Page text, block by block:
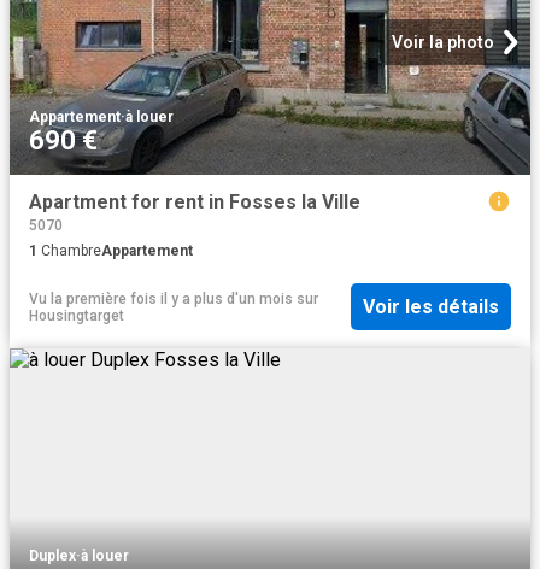
Voir la photo
Appartement·à louer
690 €
Apartment for rent in Fosses la Ville
5070
1 ChambreAppartement
Vu la première fois il y a plus d'un mois sur
Housingtarget
Voir les détails
Duplex·à louer